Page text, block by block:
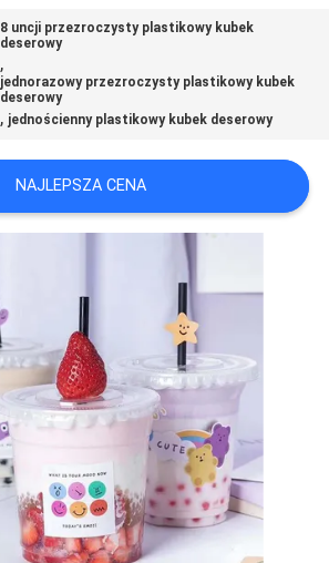
8 uncji przezroczysty plastikowy kubek
deserowy
,
jednorazowy przezroczysty plastikowy kubek
deserowy
, jednościenny plastikowy kubek deserowy
NAJLEPSZA CENA